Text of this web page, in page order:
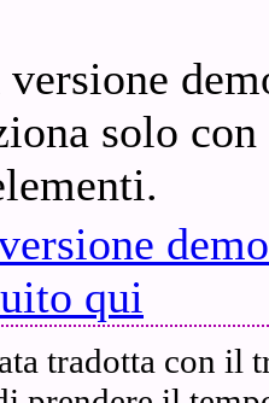
versione
solo
qui
tradotta con il